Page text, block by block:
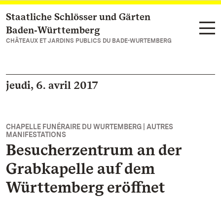
Vers la page d’accueil
Staatliche Schlösser und Gärten
Baden‑Württemberg
CHÂTEAUX ET JARDINS PUBLICS DU BADE-WURTEMBERG
jeudi, 6. avril 2017
CHAPELLE FUNÉRAIRE DU WURTEMBERG | AUTRES
MANIFESTATIONS
Besucherzentrum an der
Grabkapelle auf dem
Württemberg eröffnet